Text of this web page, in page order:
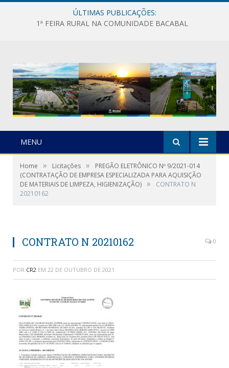
ÚLTIMAS PUBLICAÇÕES:
1ª FEIRA RURAL NA COMUNIDADE BACABAL
MENU
Home » Licitações »
PREGÃO ELETRÔNICO Nº 9/2021-014
(CONTRATAÇÃO DE EMPRESA ESPECIALIZADA PARA AQUISIÇÃO
DE MATERIAIS DE LIMPEZA, HIGIENIZAÇÃO) »
CONTRATO N
20210162
CONTRATO N 20210162 0
POR CR2 EM 22 DE OUTUBRO DE 2021